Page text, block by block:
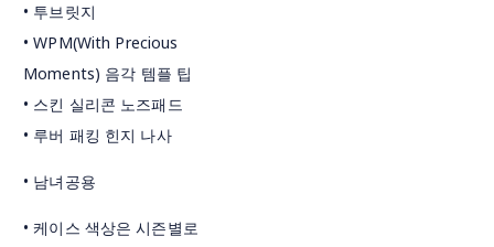
• 투브릿지
• WPM(With Precious
Moments) 음각 템플 팁
• 스킨 실리콘 노즈패드
• 루버 패킹 힌지 나사
• 남녀공용
• 케이스 색상은 시즌별로